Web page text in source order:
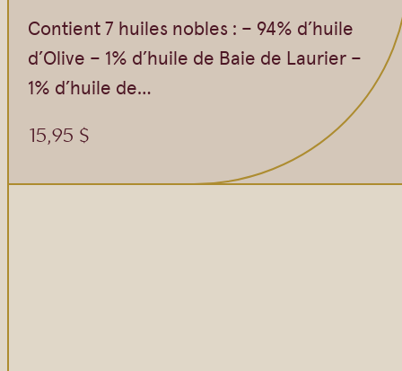
Contient 7 huiles nobles : – 94% d’huile
d’Olive – 1% d’huile de Baie de Laurier –
1% d’huile de…
15,95 $